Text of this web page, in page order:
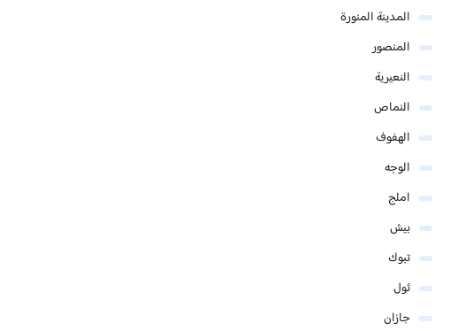
المدينة المنورة
المنصور
النعيرية
النماص
الهفوف
الوجه
املج
بيش
تبوك
ثول
جازان